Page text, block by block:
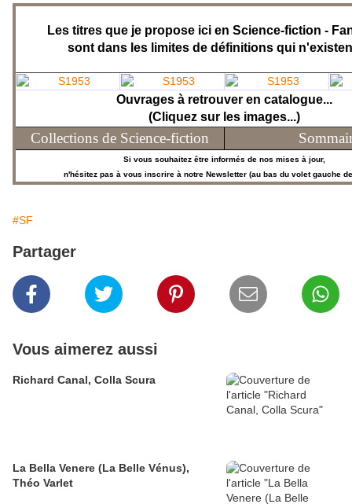
Les titres que je propose ici en Science-fiction -
sont dans les limites de définitions qui
Ouvrages à retrouver en catalogue...
(Cliquez sur les images...)
Collections de Science-fiction
Si vous souhaitez être informés de nos mises à jour,
n'hésitez pas à vous inscrire à notre Newsletter (au bas du volet gauche
#SF
Partager
Vous aimerez aussi
Richard Canal, Colla Scura
La Bella Venere (La Belle Vénus),
Théo Varlet